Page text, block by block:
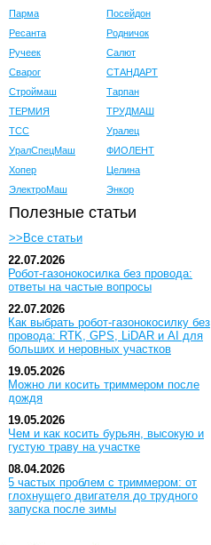
Парма
Посейдон
Ресанта
Родничок
Ручеек
Салют
Сварог
СТАНДАРТ
Строймаш
Тарпан
ТЕРМИЯ
ТРУДМАШ
ТСС
Уралец
УралСпецМаш
ФИОЛЕНТ
Хопер
Целина
ЭлектроМаш
Энкор
Полезные статьи
>>Все статьи
22.07.2026
Робот-газонокосилка без провода:
ответы на частые вопросы
22.07.2026
Как выбрать робот-газонокосилку без
провода: RTK, GPS, LiDAR и AI для
больших и неровных участков
19.05.2026
Можно ли косить триммером после
дождя
19.05.2026
Чем и как косить бурьян, высокую и
густую траву на участке
08.04.2026
5 частых проблем с триммером: от
глохнущего двигателя до трудного
запуска после зимы